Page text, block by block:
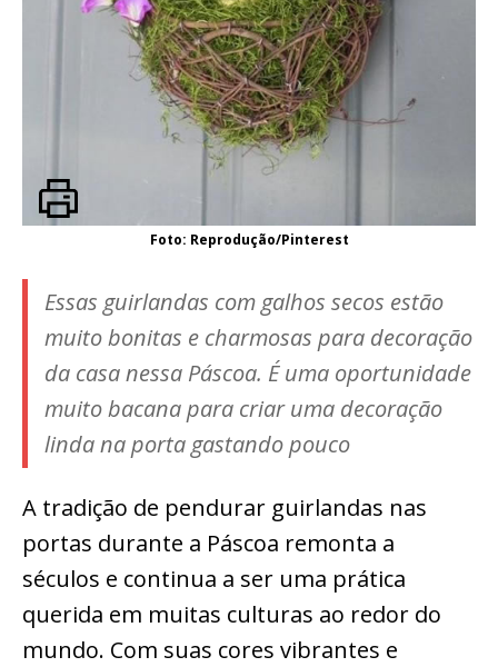
Foto: Reprodução/Pinterest
Essas guirlandas com galhos secos estão
muito bonitas e charmosas para decoração
da casa nessa Páscoa. É uma oportunidade
muito bacana para criar uma decoração
linda na porta gastando pouco
A tradição de pendurar guirlandas nas
portas durante a Páscoa remonta a
séculos e continua a ser uma prática
querida em muitas culturas ao redor do
mundo. Com suas cores vibrantes e